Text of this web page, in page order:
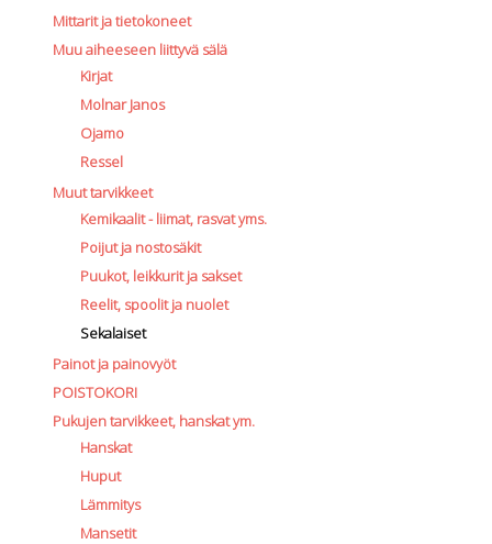
Mittarit ja tietokoneet
Muu aiheeseen liittyvä sälä
Kirjat
Molnar Janos
Ojamo
Ressel
Muut tarvikkeet
Kemikaalit - liimat, rasvat yms.
Poijut ja nostosäkit
Puukot, leikkurit ja sakset
Reelit, spoolit ja nuolet
Sekalaiset
Painot ja painovyöt
POISTOKORI
Pukujen tarvikkeet, hanskat ym.
Hanskat
Huput
Lämmitys
Mansetit